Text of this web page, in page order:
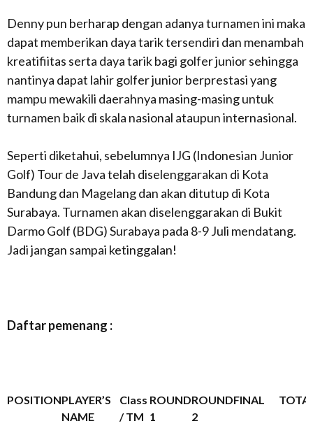
Denny pun berharap dengan adanya turnamen ini maka
dapat memberikan daya tarik tersendiri dan menambah
kreatifiitas serta daya tarik bagi golfer junior sehingga
nantinya dapat lahir golfer junior berprestasi yang
mampu mewakili daerahnya masing-masing untuk
turnamen baik di skala nasional ataupun internasional.
Seperti diketahui, sebelumnya IJG (Indonesian Junior
Golf) Tour de Java telah diselenggarakan di Kota
Bandung dan Magelang dan akan ditutup di Kota
Surabaya. Turnamen akan diselenggarakan di Bukit
Darmo Golf (BDG) Surabaya pada 8-9 Juli mendatang.
Jadi jangan sampai ketinggalan!
Daftar pemenang :
POSITIONPLAYER’S
NAME
Class
/ TM
ROUND
1
ROUND
2
FINAL